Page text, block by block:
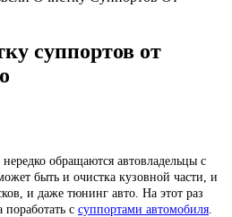
суппортов от
обращаются автовладельцы с
быть и очистка кузовной части, и
и даже тюнинг авто. На этот раз
поработать с суппортами автомобиля